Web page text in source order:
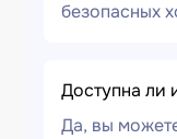
безопасных
Доступна ли
Да, вы